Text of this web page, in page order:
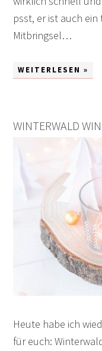
psst, er ist auch
Mitbringsel…
WEITERLESEN »
WINTERWALD
Heute habe ich
für euch: